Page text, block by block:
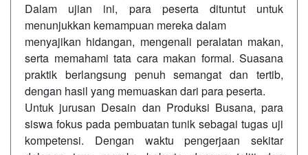
Dalam ujian ini, para peserta dituntut untuk
menunjukkan kemampuan mereka dalam
menyajikan hidangan, mengenali peralatan makan,
serta memahami tata cara makan formal. Suasana
praktik berlangsung penuh semangat dan tertib,
dengan hasil yang memuaskan dari para peserta.
Untuk jurusan Desain dan Produksi Busana, para
siswa fokus pada pembuatan tunik sebagai tugas uji
kompetensi. Dengan waktu pengerjaan sekitar